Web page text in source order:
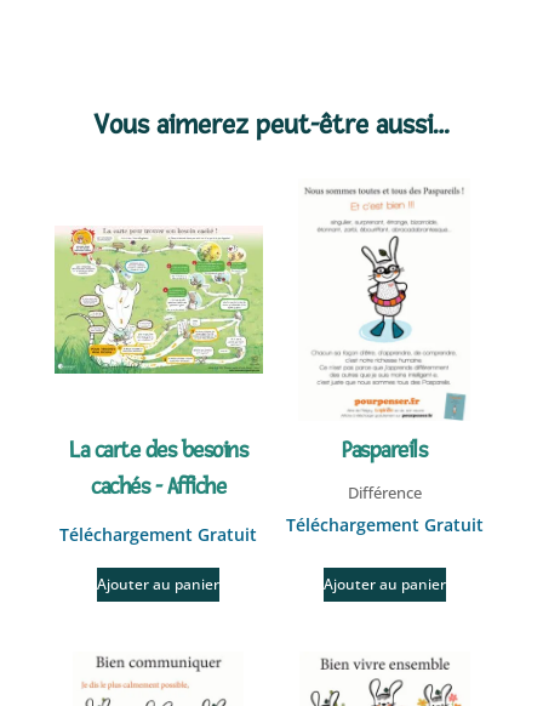
Vous aimerez peut-être aussi…
La carte des besoins
cachés - Affiche
Téléchargement Gratuit
Ajouter au panier
Paspareils
Différence
Téléchargement Gratuit
Ajouter au panier